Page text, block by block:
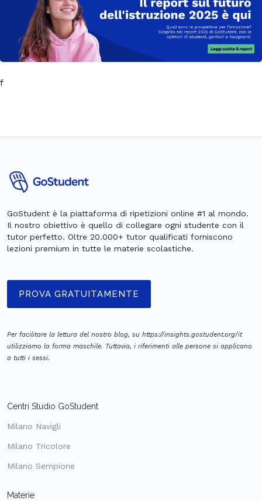
f
GoStudent è la piattaforma di ripetizioni online #1 al mondo.
Il nostro obiettivo è quello di collegare ogni studente con il
tutor perfetto. Oltre 20.000+ tutor qualificati forniscono
lezioni premium in tutte le materie scolastiche.
PROVA GRATUITAMENTE
Per facilitare la lettura del nostro blog, su https://insights.gostudent.org/it
utilizziamo la forma maschile. Tuttavia, i riferimenti alle persone si applicano
a tutti i sessi.
Centri Studio GoStudent
Milano Navigli
Milano Tricolore
Milano Sempione
Materie